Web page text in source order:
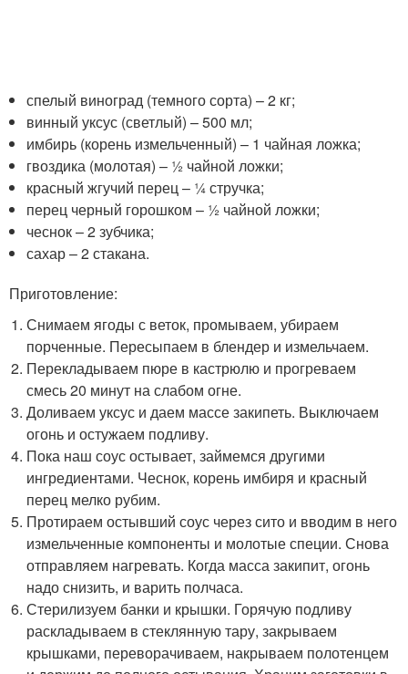
спелый виноград (темного сорта) – 2 кг;
винный уксус (светлый) – 500 мл;
имбирь (корень измельченный) – 1 чайная ложка;
гвоздика (молотая) – ½ чайной ложки;
красный жгучий перец – ¼ стручка;
перец черный горошком – ½ чайной ложки;
чеснок – 2 зубчика;
сахар – 2 стакана.
Приготовление:
Снимаем ягоды с веток, промываем, убираем
порченные. Пересыпаем в блендер и измельчаем.
Перекладываем пюре в кастрюлю и прогреваем
смесь 20 минут на слабом огне.
Доливаем уксус и даем массе закипеть. Выключаем
огонь и остужаем подливу.
Пока наш соус остывает, займемся другими
ингредиентами. Чеснок, корень имбиря и красный
перец мелко рубим.
Протираем остывший соус через сито и вводим в него
измельченные компоненты и молотые специи. Снова
отправляем нагревать. Когда масса закипит, огонь
надо снизить, и варить полчаса.
Стерилизуем банки и крышки. Горячую подливу
раскладываем в стеклянную тару, закрываем
крышками, переворачиваем, накрываем полотенцем